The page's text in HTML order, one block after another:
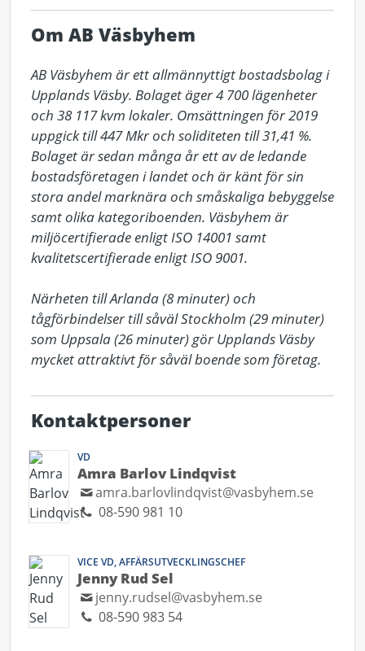
Om AB Väsbyhem
AB Väsbyhem är ett allmännyttigt bostadsbolag i
Upplands Väsby. Bolaget äger 4 700 lägenheter
och 38 117 kvm lokaler. Omsättningen för 2019
uppgick till 447 Mkr och soliditeten till 31,41 %.
Bolaget är sedan många år ett av de ledande
bostadsföretagen i landet och är känt för sin
stora andel marknära och småskaliga bebyggelse
samt olika kategoriboenden. Väsbyhem är
miljöcertifierade enligt ISO 14001 samt
kvalitetscertifierade enligt ISO 9001.
Närheten till Arlanda (8 minuter) och
tågförbindelser till såväl Stockholm (29 minuter)
som Uppsala (26 minuter) gör Upplands Väsby
mycket attraktivt för såväl boende som företag.
Kontaktpersoner
VD
Amra Barlov Lindqvist
amra.barlovlindqvist@vasbyhem.se
08-590 981 10
VICE VD, AFFÄRSUTVECKLINGSCHEF
Jenny Rud Sel
jenny.rudsel@vasbyhem.se
08-590 983 54